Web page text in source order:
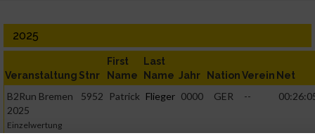
2025
Veranstaltung Stnr
First
Name
Last
Name Jahr NationVerein Net
B2Run Bremen
2025
Einzelwertung
5952 Patrick Flieger 0000 GER --